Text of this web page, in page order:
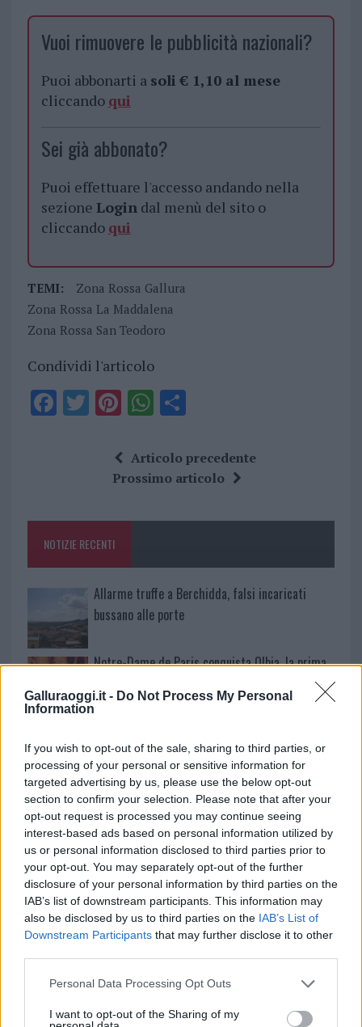
Galluraoggi.it - Do Not Process My Personal
Information
If you wish to opt-out of the sale, sharing to third parties, or
processing of your personal or sensitive information for
targeted advertising by us, please use the below opt-out
section to confirm your selection. Please note that after your
opt-out request is processed you may continue seeing
interest-based ads based on personal information utilized by
us or personal information disclosed to third parties prior to
your opt-out. You may separately opt-out of the further
disclosure of your personal information by third parties on the
IAB’s list of downstream participants. This information may
also be disclosed by us to third parties on the IAB’s List of
Downstream Participants that may further disclose it to other
Please note that this website/app uses one or more Google
not limited to your visit or usage behaviour. You may click to
Personal Data Processing Opt Outs
I want to opt-out of the Sharing of my
Vuoi rimuovere le pubblicità nazionali?
Puoi abbonarti a soli € 1,10 al mese
cliccando qui
Sei già abbonato?
Puoi effettuare l'accesso andando nella
sezione Logindal menù del sito o
cliccando qui
TEMI:
Zona Rossa Gallura
Zona Rossa La Maddalena
Zona Rossa San Teodoro
Condividi l'articolo
F
o
k
T Pi
te
re
W
at
s
p
S
a
re
Articolo precedente
Prossimo articolo
NOTIZIE RECENTI
Allarme truffe a Berchidda, falsi incaricati
bussano alle porte
Notre-Dame de Paris conquista Olbia, la prima
conducente
Eventi in Gallura, da Jovanotti alla zuppa
gallurese: gli appuntamenti da non perdere
Lettini e arredi abusivi sulla spiaggia libera,
sequestri a Olbia e Arzachena
È morto Francesco Guccini, il maestro che
rifiutò la Costa Smeralda